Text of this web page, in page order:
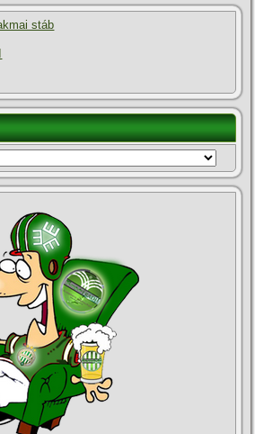
stáb